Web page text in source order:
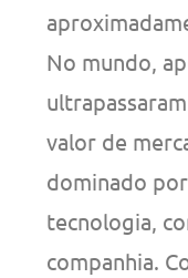
No mundo,
valor de
dominado
tecnologia,
companhia.